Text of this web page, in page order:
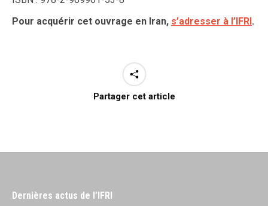
Pour acquérir cet ouvrage en Iran, s’adresser à l’IFRI.
Partager cet article
Dernières actus de l’IFRI